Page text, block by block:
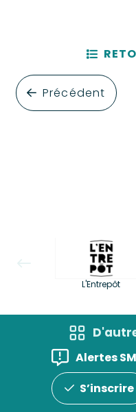
Précédent
L'Entrepôt
Alertes
S’inscrire